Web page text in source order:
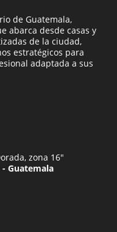
de Guatemala,
abarca desde casas y
de la ciudad,
estratégicos para
adaptada a sus
zona 16"
Guatemala